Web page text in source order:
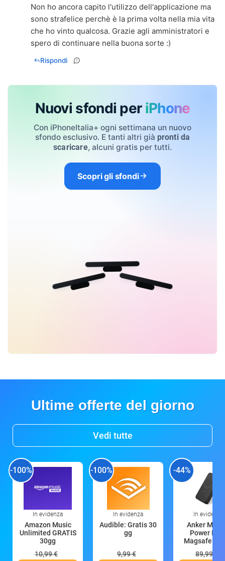
Non ho ancora capito l'utilizzo dell'applicazione ma
sono strafelice perchè è la prima volta nella mia vita
che ho vinto qualcosa. Grazie agli amministratori e
spero di continuare nella buona sorte :)
Rispondi
Nuovi sfondi per iPhone
Con iPhoneItalia+ ogni settimana un nuovo
sfondo esclusivo. E tanti altri già pronti da
scaricare, alcuni gratis per tutti.
Scopri gli sfondi
Ultime offerte del giorno
Vedi tutte
-100%
In evidenza
Amazon Music
Unlimited GRATIS
30gg
10,99 €
-100%
In evidenza
Audible: Gratis 30
gg
9,99 €
-44%
In evidenza
Anker
Power
Magsafe
89,99 €